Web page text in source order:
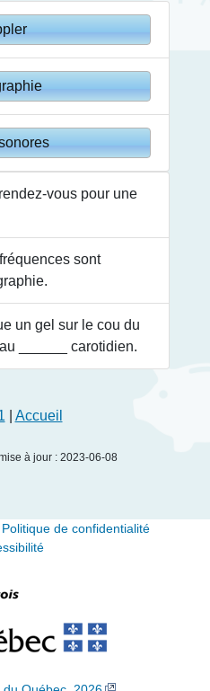
vous pour une
sont
un gel sur le cou du
carotidien.
Accueil
à jour : 2023-06-08
Politique de confidentialité